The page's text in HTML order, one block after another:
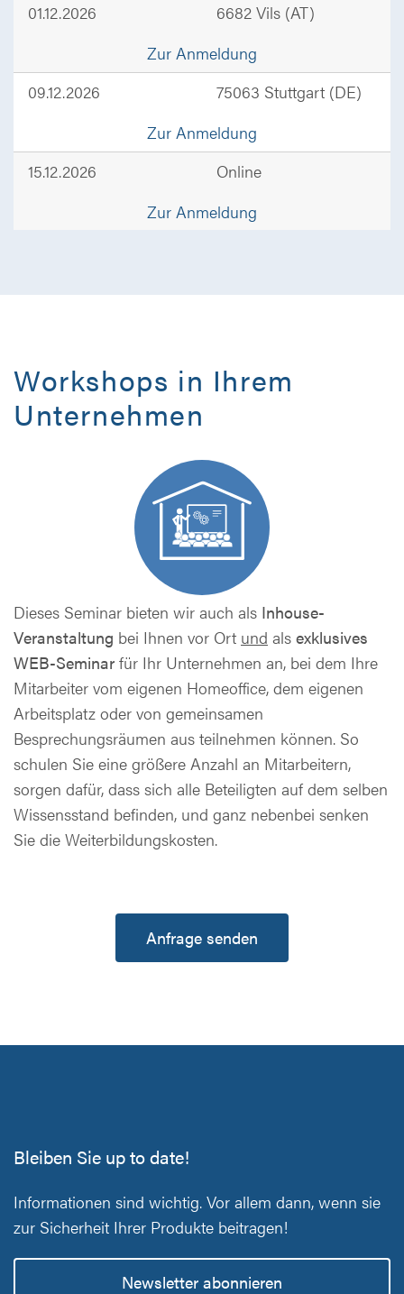
01.12.2026
6682 Vils (AT)
Zur Anmeldung
09.12.2026
75063 Stuttgart (DE)
Zur Anmeldung
15.12.2026
Online
Zur Anmeldung
Workshops in Ihrem
Unternehmen
Dieses Seminar bieten wir auch als Inhouse-
Veranstaltung bei Ihnen vor Ort und als exklusives
WEB-Seminar für Ihr Unternehmen an, bei dem Ihre
Mitarbeiter vom eigenen Homeoffice, dem eigenen
Arbeitsplatz oder von gemeinsamen
Besprechungsräumen aus teilnehmen können. So
schulen Sie eine größere Anzahl an Mitarbeitern,
sorgen dafür, dass sich alle Beteiligten auf dem selben
Wissensstand befinden, und ganz nebenbei senken
Sie die Weiterbildungskosten.
Anfrage senden
Bleiben Sie up to date!
Informationen sind wichtig. Vor allem dann, wenn sie
zur Sicherheit Ihrer Produkte beitragen!
Newsletter abonnieren